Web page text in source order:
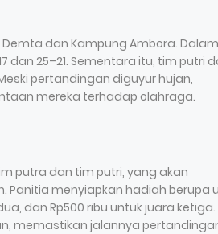
dan Kampung Ambora. Dalam
25–21. Sementara itu, tim putri
pertandingan diguyur hujan,
mereka terhadap olahraga.
putra dan tim putri, yang akan
menyiapkan hadiah berupa
dan Rp500 ribu untuk juara ketiga.
memastikan jalannya